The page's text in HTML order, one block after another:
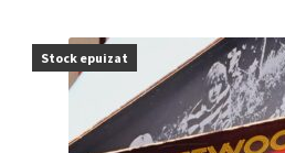
Stock epuizat